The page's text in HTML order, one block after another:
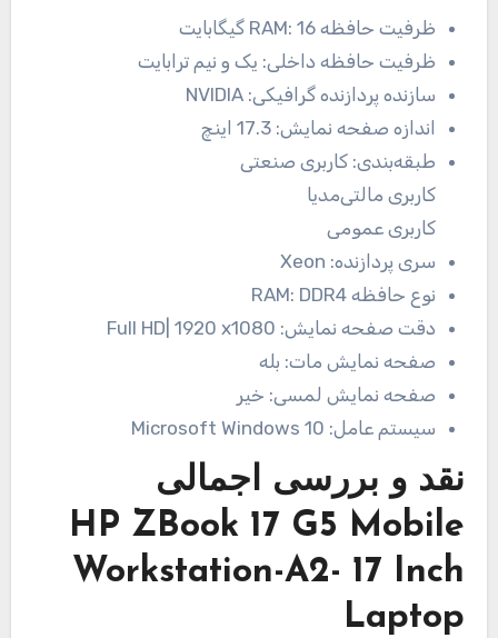
ظرفیت حافظه RAM: 16 گیگابایت
ظرفیت حافظه داخلی: یک و نیم ترابایت
سازنده پردازنده گرافیکی: NVIDIA
اندازه صفحه نمایش: 17.3 اینچ
طبقه‌بندی: کاربری صنعتی
کاربری مالتی‌مدیا
کاربری عمومی
سری پردازنده: Xeon
نوع حافظه RAM: DDR4
دقت صفحه نمایش: Full HD| 1920 x1080
صفحه نمایش مات: بله
صفحه نمایش لمسی: خیر
سیستم عامل: Microsoft Windows 10
نقد و بررسی اجمالی
HP ZBook 17 G5 Mobile
Workstation-A2- 17 Inch
Laptop